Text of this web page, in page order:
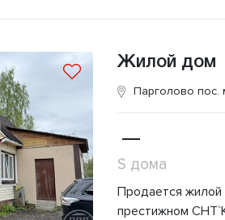
Жилой дом
Парголово пос.
—
S дома
Продается жилой
престижном